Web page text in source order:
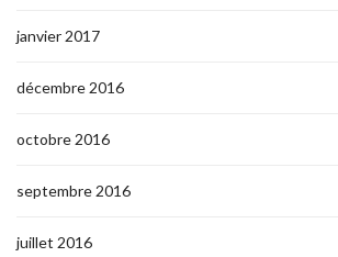
janvier 2017
décembre 2016
octobre 2016
septembre 2016
juillet 2016